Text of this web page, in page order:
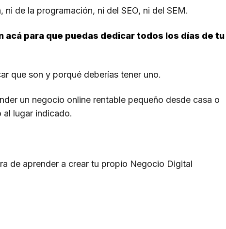
de la programación, ni del SEO, ni del SEM.
para que puedas dedicar todos los días de tu
que son y porqué deberías tener uno.
un negocio online rentable pequeño desde casa o
al lugar indicado.
de aprender a crear tu propio Negocio Digital